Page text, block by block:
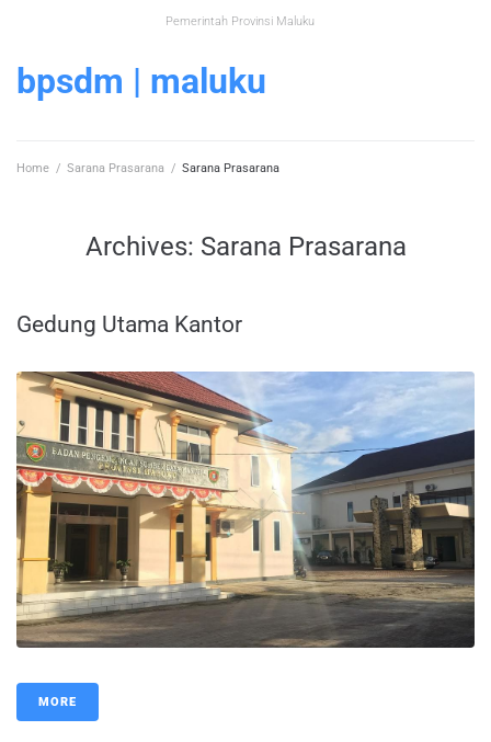
Pemerintah Provinsi Maluku
bpsdm | maluku
Home / Sarana Prasarana / Sarana Prasarana
Archives: Sarana Prasarana
Gedung Utama Kantor
MORE